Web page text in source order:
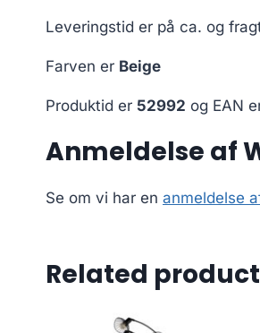
Leveringstid er på ca. og
Farven er Beige
Produktid er 52992 og EAN
Anmeldelse af
Se om vi har en anmeldelse
Related